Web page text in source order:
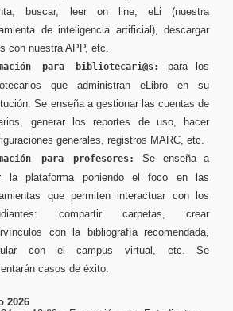
buscar, leer on line, eLi (nuestra
de inteligencia artificial), descargar
con nuestra APP, etc.
para bibliotecari@s:
para los
que administran eLibro en su
Se enseña a gestionar las cuentas de
generar los reportes de uso, hacer
generales, registros MARC, etc.
para profesores:
Se enseña a
la plataforma poniendo el foco en las
que permiten interactuar con los
compartir carpetas, crear
con la bibliografía recomendada,
con el campus virtual, etc. Se
casos de éxito.
2026